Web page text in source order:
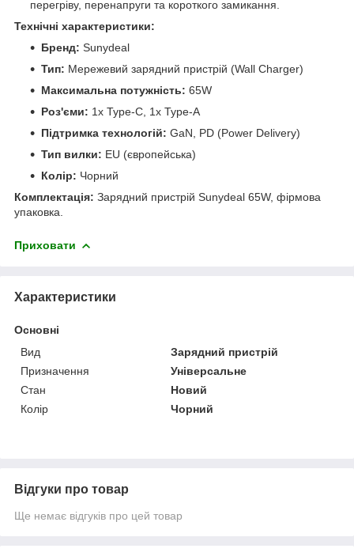
перегріву, перенапруги та короткого замикання.
Технічні характеристики:
Бренд: Sunydeal
Тип: Мережевий зарядний пристрій (Wall Charger)
Максимальна потужність: 65W
Роз'єми: 1x Type-C, 1x Type-A
Підтримка технологій: GaN, PD (Power Delivery)
Тип вилки: EU (європейська)
Колір: Чорний
Комплектація: Зарядний пристрій Sunydeal 65W, фірмова
упаковка.
Приховати
Характеристики
Основні
Вид
Зарядний пристрій
Призначення
Універсальне
Стан
Новий
Колір
Чорний
Відгуки про товар
Ще немає відгуків про цей товар